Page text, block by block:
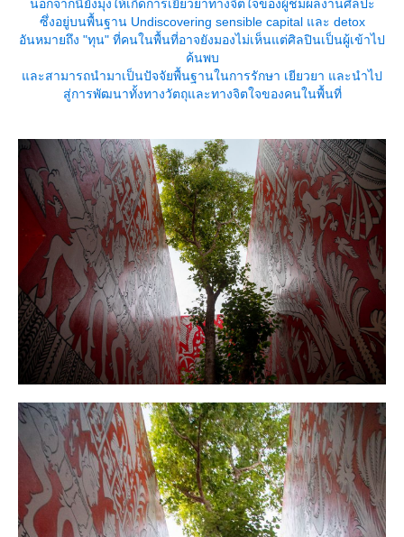
นอกจากนี้ยังมุ่งให้เกิดการเยียวยาทางจิตใจของผู้ชมผลงานศิลปะ
ซึ่งอยู่บนพื้นฐาน Undiscovering sensible capital และ detox
อันหมายถึง "ทุน" ที่คนในพื้นที่อาจยังมองไม่เห็นแต่ศิลปินเป็นผู้เข้าไป
ค้นพบ
ละสามารถนำมาเป็นปัจจัยพื้นฐานในการรักษา เยียวยา และนำไป
สู่การพัฒนาทั้งทางวัตถุและทางจิตใจของคนในพื้นที่